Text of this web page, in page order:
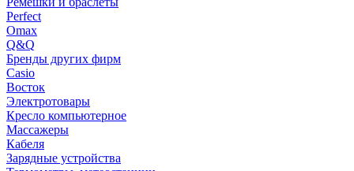
Perfect
Omax
Q&Q
Бренды других фирм
Casio
Восток
Электротовары
Кресло компьютерное
Массажеры
Кабеля
Зарядные устройства